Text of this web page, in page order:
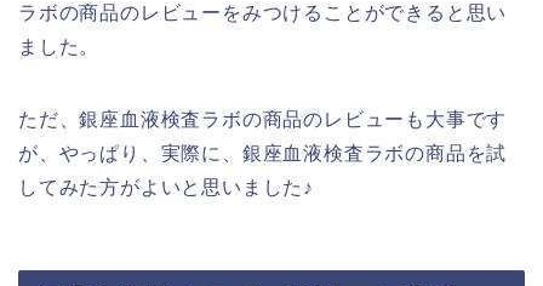
ラボの商品のレビューをみつけることができると思い
ました。
ただ、銀座血液検査ラボの商品のレビューも大事です
が、やっぱり、実際に、銀座血液検査ラボの商品を試
してみた方がよいと思いました♪